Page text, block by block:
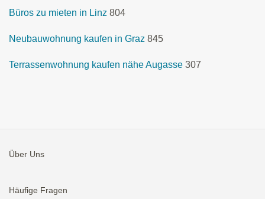
Büros zu mieten in Linz 804
Neubauwohnung kaufen in Graz 845
Terrassenwohnung kaufen nähe Augasse 307
Über Uns
Häufige Fragen